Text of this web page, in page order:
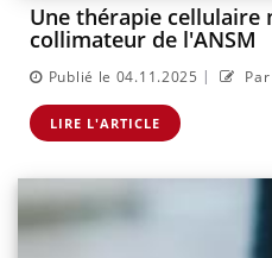
Une thérapie cellulaire
collimateur de l'ANSM
Publié le 04.11.2025 |
LIRE L'ARTICLE